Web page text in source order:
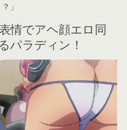
」
情でアヘ顔エロ同
パラディン！